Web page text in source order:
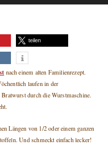
teilen
nach einem alten Familienrezept.
laufen in der
durch die Wurstmaschine.
Längen von 1/2 oder einem ganzen
Und schmeckt einfach lecker!